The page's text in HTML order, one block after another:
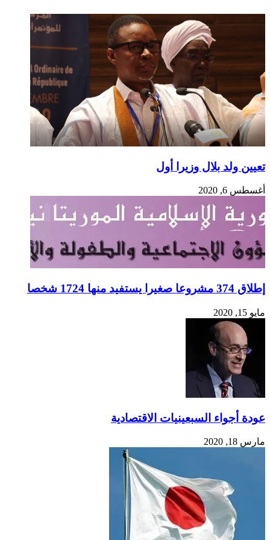
تعيين ولد بلال وزيرا أول
أغسطس 6, 2020
إطلاق 374 مشروعا صغيرا يستفيد منها 1724 شخصا
مايو 15, 2020
عودة أجواء السبعينيات الاقتصادية
مارس 18, 2020